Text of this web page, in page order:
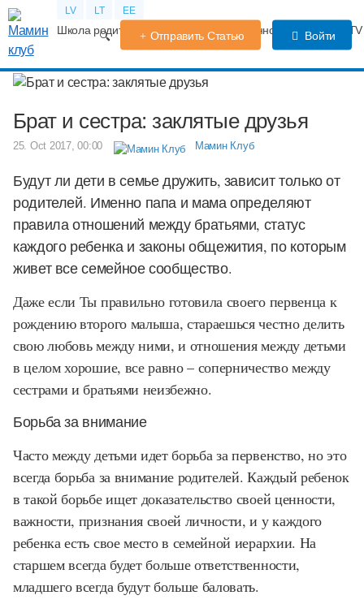
LV LT EE
Школа родителей Календарь беременности Форум
Отправить Статью Войти
Брат и сестра: заклятые друзья
25. Oct 2017, 00:00 Мамин Клуб
Будут ли дети в семье дружить, зависит только от
родителей. Именно папа и мама определяют
правила отношений между братьями, статус
каждого ребенка и законы общежития, по которым
живет все семейное сообщество.
Даже если Ты правильно готовила своего первенца к
рождению второго малыша, стараешься честно делить
свою любовь между ними, и отношения между детьми
в целом хорошие, все равно – соперничество между
сестрами и братьями неизбежно.
Борьба за внимание
Часто между детьми идет борьба за первенство, но это
всегда борьба за внимание родителей. Каждый ребенок
в такой борьбе ищет доказательство своей ценности,
важности, признания своей личности, и у каждого
ребенка есть свое место в семейной иерархии. На
старшем всегда будет больше ответственности,
младшего всегда будут больше баловать.